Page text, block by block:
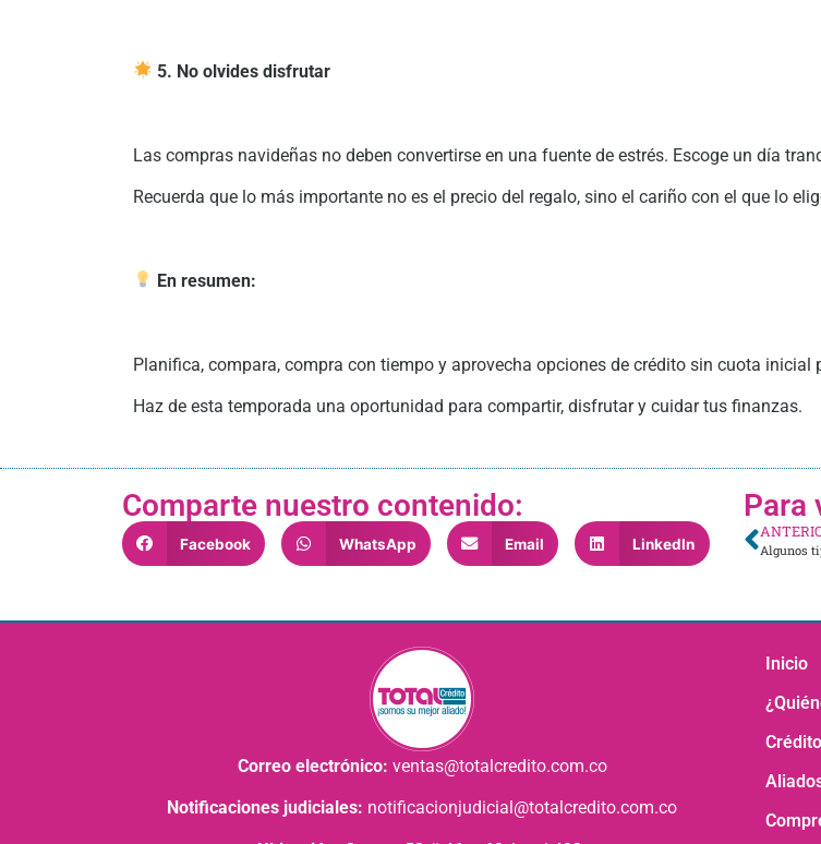
5. No olvides disfrutar
Las compras navideñas no deben convertirse en una fuente de estrés. Escoge un día
Recuerda que lo más importante no es el precio del regalo, sino el cariño con el que lo
En resumen:
Planifica, compara, compra con tiempo y aprovecha opciones de crédito sin cuota
Haz de esta temporada una oportunidad para compartir, disfrutar y cuidar tus finanzas.
Comparte nuestro contenido:
Facebook WhatsApp Email LinkedIn
Para
Correo electrónico: ventas@totalcredito.com.co
Notificaciones judiciales: notificacionjudicial@totalcredito.com.co
Inicio